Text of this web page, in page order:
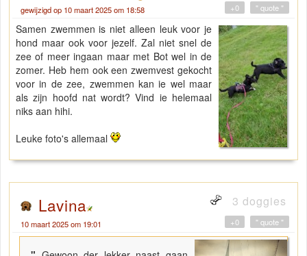
gewijzigd op 10 maart 2025 om 18:58 " quote "
+0
Samen zwemmen is niet alleen leuk voor je
hond maar ook voor jezelf. Zal niet snel de
zee of meer ingaan maar met Bot wel in de
zomer. Heb hem ook een zwemvest gekocht
voor in de zee, zwemmen kan ie wel maar
als zijn hoofd nat wordt? Vind ie helemaal
niks aan hihi.
Leuke foto's allemaal
Lavina 3 doggies
10 maart 2025 om 19:01 " quote "
+0